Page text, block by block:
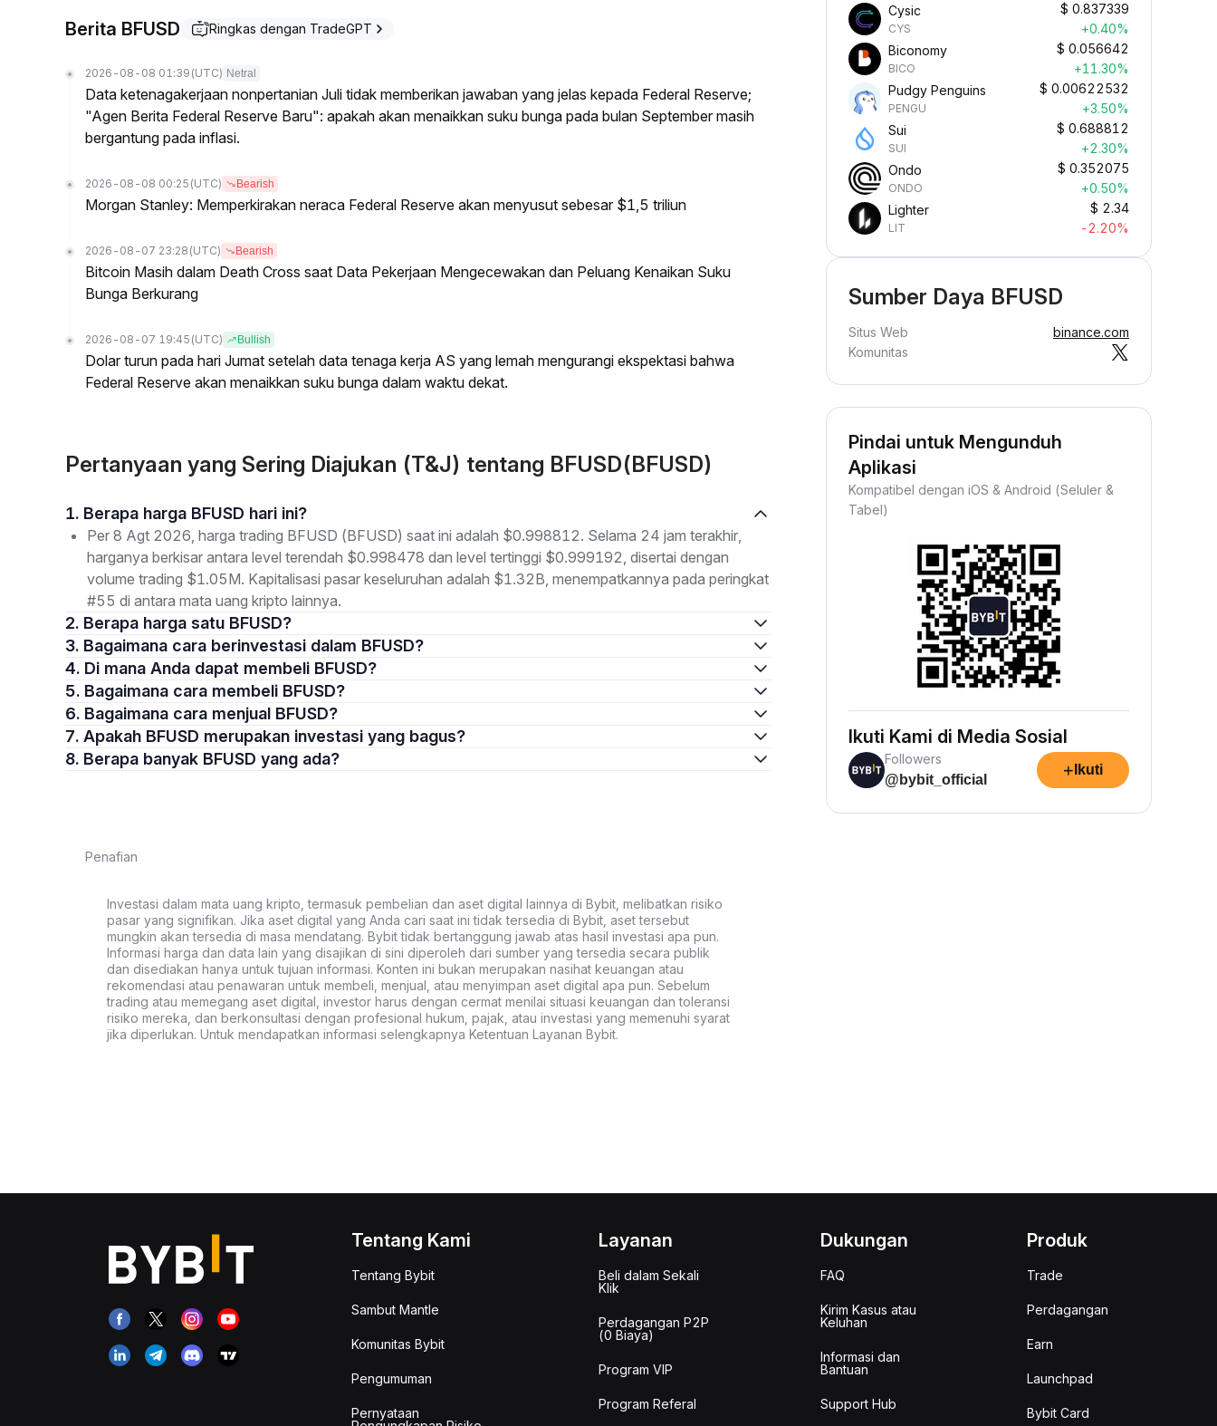
Berita BFUSD Ringkas dengan TradeGPT
2026-08-08 01:39 (UTC) Netral
Data ketenagakerjaan nonpertanian Juli tidak memberikan jawaban yang jelas kepada Federal Reserve;
"Agen Berita Federal Reserve Baru": apakah akan menaikkan suku bunga pada bulan September masih
bergantung pada inflasi.
2026-08-08 00:25 (UTC) Bearish
Morgan Stanley: Memperkirakan neraca Federal Reserve akan menyusut sebesar $1,5 triliun
2026-08-07 23:28 (UTC) Bearish
Bitcoin Masih dalam Death Cross saat Data Pekerjaan Mengecewakan dan Peluang Kenaikan Suku
Bunga Berkurang
2026-08-07 19:45 (UTC) Bullish
Dolar turun pada hari Jumat setelah data tenaga kerja AS yang lemah mengurangi ekspektasi bahwa
Federal Reserve akan menaikkan suku bunga dalam waktu dekat.
Pertanyaan yang Sering Diajukan (T&J) tentang BFUSD(BFUSD)
1. Berapa harga BFUSD hari ini?
Per 8 Agt 2026, harga trading BFUSD (BFUSD) saat ini adalah $0.998812. Selama 24 jam terakhir,
harganya berkisar antara level terendah $0.998478 dan level tertinggi $0.999192, disertai dengan
volume trading $1.05M. Kapitalisasi pasar keseluruhan adalah $1.32B, menempatkannya pada peringkat
#55 di antara mata uang kripto lainnya.
2. Berapa harga satu BFUSD?
3. Bagaimana cara berinvestasi dalam BFUSD?
4. Di mana Anda dapat membeli BFUSD?
5. Bagaimana cara membeli BFUSD?
6. Bagaimana cara menjual BFUSD?
7. Apakah BFUSD merupakan investasi yang bagus?
8. Berapa banyak BFUSD yang ada?
Penafian
Investasi dalam mata uang kripto, termasuk pembelian dan aset digital lainnya di Bybit, melibatkan risiko
pasar yang signifikan. Jika aset digital yang Anda cari saat ini tidak tersedia di Bybit, aset tersebut
mungkin akan tersedia di masa mendatang. Bybit tidak bertanggung jawab atas hasil investasi apa pun.
Informasi harga dan data lain yang disajikan di sini diperoleh dari sumber yang tersedia secara publik
dan disediakan hanya untuk tujuan informasi. Konten ini bukan merupakan nasihat keuangan atau
rekomendasi atau penawaran untuk membeli, menjual, atau menyimpan aset digital apa pun. Sebelum
trading atau memegang aset digital, investor harus dengan cermat menilai situasi keuangan dan toleransi
risiko mereka, dan berkonsultasi dengan profesional hukum, pajak, atau investasi yang memenuhi syarat
jika diperlukan. Untuk mendapatkan informasi selengkapnya Ketentuan Layanan Bybit.
Cysic
CYS
$ 0.837339
+0.40%
Biconomy
BICO
$ 0.056642
+11.30%
Pudgy Penguins
PENGU
$ 0.00622532
+3.50%
Sui
SUI
$ 0.688812
+2.30%
Ondo
ONDO
$ 0.352075
+0.50%
Lighter
LIT
$ 2.34
-2.20%
Sumber Daya BFUSD
Situs Web
binance.com
Komunitas
Pindai untuk Mengunduh
Aplikasi
Kompatibel dengan iOS & Android (Seluler &
Tabel)
Ikuti Kami di Media Sosial
Followers
@bybit_official
+ Ikuti
Tentang Kami
Tentang Bybit
Sambut Mantle
Komunitas Bybit
Pengumuman
Pernyataan
Layanan
Beli dalam Sekali
Klik
Perdagangan P2P
(0 Biaya)
Program VIP
Program Referal
Dukungan
FAQ
Kirim Kasus atau
Keluhan
Informasi dan
Bantuan
Support Hub
Produk
Trade
Perdagangan
Earn
Launchpad
Bybit Card